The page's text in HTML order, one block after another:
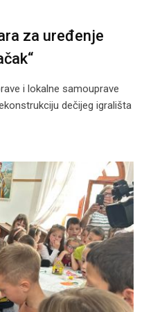
za uređenje
i lokalne samouprave
dečijeg igrališta